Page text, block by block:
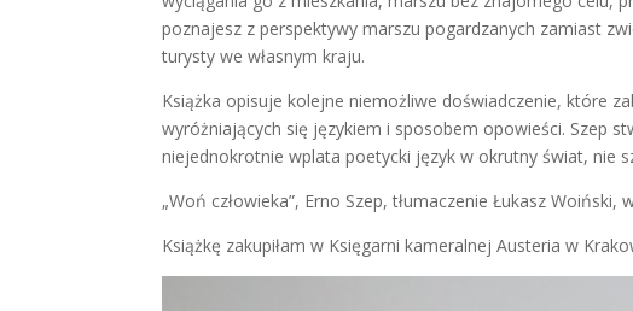
poznajesz z perspektywy marszu pogardzanych zamiast
turysty we własnym kraju.
Książka opisuje kolejne niemożliwe doświadczenie, które
wyróżniających się językiem i sposobem opowieści. Szep
niejednokrotnie wplata poetycki język w okrutny świat, nie
„Woń człowieka”, Erno Szep, tłumaczenie Łukasz
Książkę zakupiłam w Księgarni kameralnej Austeria w